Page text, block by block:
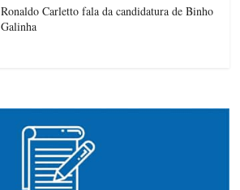
Ronaldo Carletto fala da candidatura de Binho
Galinha